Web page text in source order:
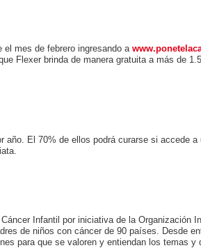
el mes de febrero ingresando a
Flexer brinda de manera gratuita a más de
El 70% de ellos podrá curarse si accede a
Infantil por iniciativa de la Organización
de niños con cáncer de 90 países. Desde
para que se valoren y entiendan los temas y